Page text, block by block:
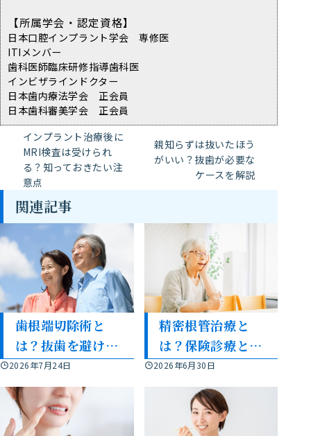
【所属学会・認定資格】
日本口腔インプラント学会 専修医
ITIメンバー
歯科医師臨床研修指導歯科医
インビザラインドクター
日本歯内療法学会 正会員
日本歯科審美学会 正会員
インプラント治療後に
MRI検査は受けられ
る？知っておきたい注
意点
親知らずは抜いたほう
がいい？抜歯が必要な
ケースを解説
関連記事
歯根端切除術と
は？抜歯を避ける
ための治療法を解
説
2026年7月24日
精密根管治療と
は？保険診療との
違いを解説
2026年6月30日